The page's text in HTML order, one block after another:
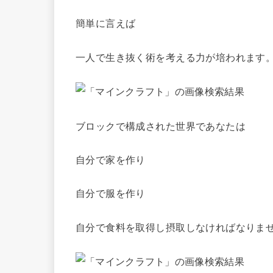
簡単に言えば
一人で生き抜く術を考える力が培われます。
ブロックで構成された世界であなたは
自分で家を作り
自分で服を作り
自分で食料を取得し摂取しなければなりませ